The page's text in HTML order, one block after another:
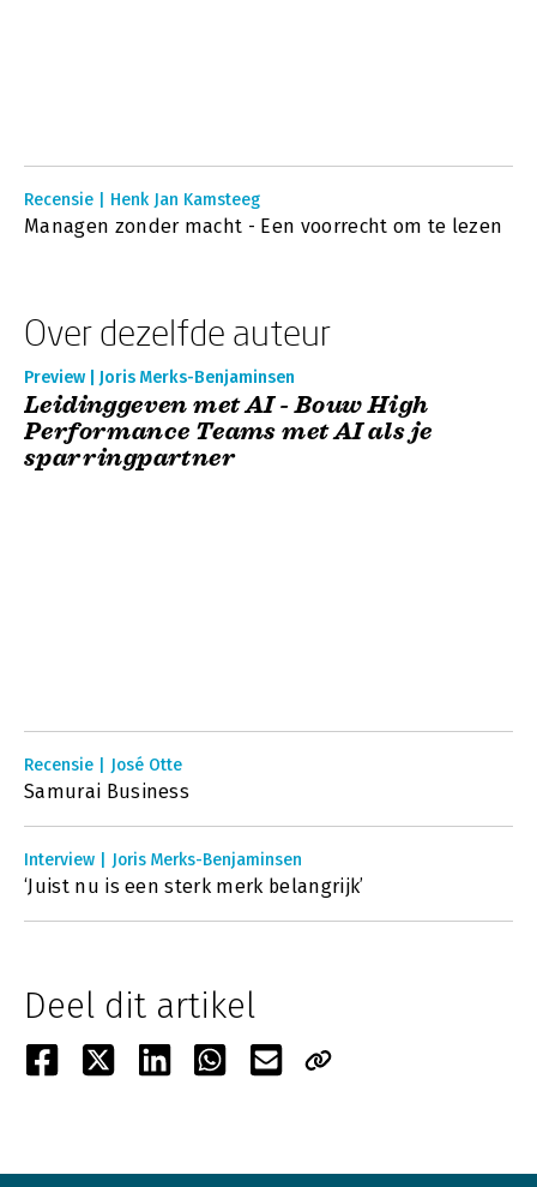
Recensie | Henk Jan Kamsteeg
Managen zonder macht - Een voorrecht om te lezen
Over dezelfde auteur
Preview | Joris Merks-Benjaminsen
Leidinggeven met AI - Bouw High
Performance Teams met AI als je
sparringpartner
Recensie | José Otte
Samurai Business
Interview | Joris Merks-Benjaminsen
‘Juist nu is een sterk merk belangrijk’
Deel dit artikel